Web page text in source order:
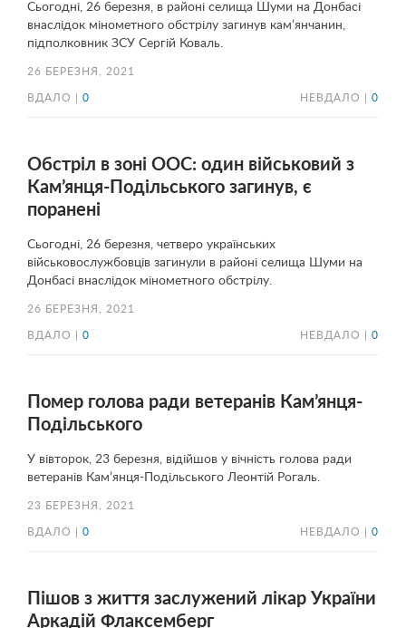
Сьогодні, 26 березня, в районі селища Шуми на Донбасі
внаслідок мінометного обстрілу загинув кам’янчанин,
підполковник ЗСУ Сергій Коваль.
26 БЕРЕЗНЯ, 2021
ВДАЛО | 0 НЕВДАЛО | 0
Обстріл в зоні ООС: один військовий з
Кам’янця-Подільського загинув, є
поранені
Сьогодні, 26 березня, четверо українських
військовослужбовців загинули в районі селища Шуми на
Донбасі внаслідок мінометного обстрілу.
26 БЕРЕЗНЯ, 2021
ВДАЛО | 0 НЕВДАЛО | 0
Помер голова ради ветеранів Кам’янця-
Подільського
У вівторок, 23 березня, відійшов у вічність голова ради
ветеранів Кам’янця-Подільського Леонтій Рогаль.
23 БЕРЕЗНЯ, 2021
ВДАЛО | 0 НЕВДАЛО | 0
Пішов з життя заслужений лікар України
Аркадій Флаксемберг